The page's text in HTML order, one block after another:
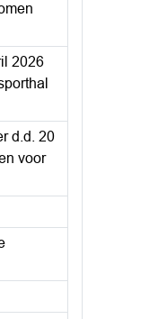
2026
d.d. 20
voor